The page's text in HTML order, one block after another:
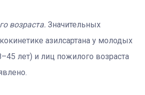
возраста. Значительных
азилсартана у молодых
лет) и лиц пожилого возраста